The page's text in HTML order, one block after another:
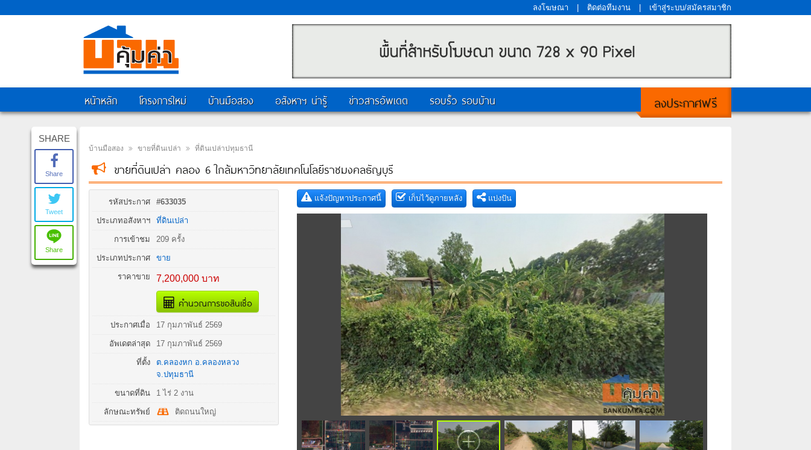
ลงโฆษณา ติดต่อทีมงาน เข้าสู่ระบบ/สมัครสมาชิก
หน้าหลัก โครงการใหม่ บ้านมือสอง อสังหาฯ น่ารู้ ข่าวสารอัพเดต รอบรั้ว รอบบ้าน ลงประกาศฟรี
บ้านมือสอง ขายที่ดินเปล่า ที่ดินเปล่าปทุมธานี
ขายที่ดินเปล่า คลอง 6 ใกล้มหาวิทยาลัยเทคโนโลยีราชมงคลธัญบุรี
แจ้งปัญหาประกาศนี้ เก็บไว้ดูภายหลัง แบ่งปัน
รหัสประกาศ #633035
ประเภทอสังหาฯ ที่ดินเปล่า
การเข้าชม 209 ครั้ง
ประเภทประกาศ ขาย
ราคาขาย 7,200,000 บาท
คำนวณการขอสินเชื่อ
ประกาศเมื่อ 17 กุมภาพันธ์ 2569
อัพเดตล่าสุด 17 กุมภาพันธ์ 2569
ที่ตั้ง ต.คลองหก อ.คลองหลวง
จ.ปทุมธานี
ขนาดที่ดิน 1 ไร่ 2 งาน
ลักษณะทรัพย์ ติดถนนใหญ่
SHARE
Share
Tweet
Share